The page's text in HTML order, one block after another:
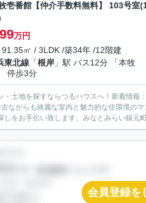
壱番館【仲介手数料無料】 103号室
万円
91.35㎡ / 3LDK /築34年 /12階建
東北線 「根岸 」駅 バス12分 「本牧
停歩3分
土地を探すならつるハウスへ！新着情
ながらも綺麗な室内と魅力的な住環境の
をお手伝い致します。みなとみらい線元
会員登録を